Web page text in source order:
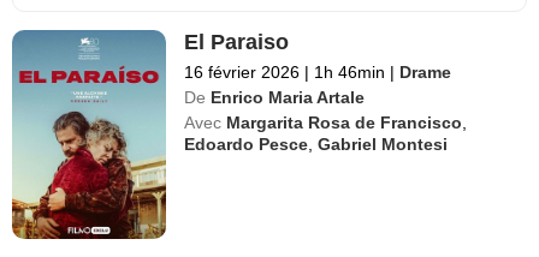
El Paraiso
16 février 2026 | 1h 46min | Drame
De Enrico Maria Artale
Avec Margarita Rosa de Francisco
Edoardo Pesce ,Gabriel Montesi